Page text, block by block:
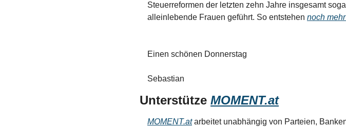
Steuerreformen der letzten zehn Jahre insgesamt
alleinlebende Frauen geführt. So entstehen noch
Einen schönen Donnerstag
Sebastian
Unterstütze MOMENT.at
MOMENT.at arbeitet unabhängig von Parteien,